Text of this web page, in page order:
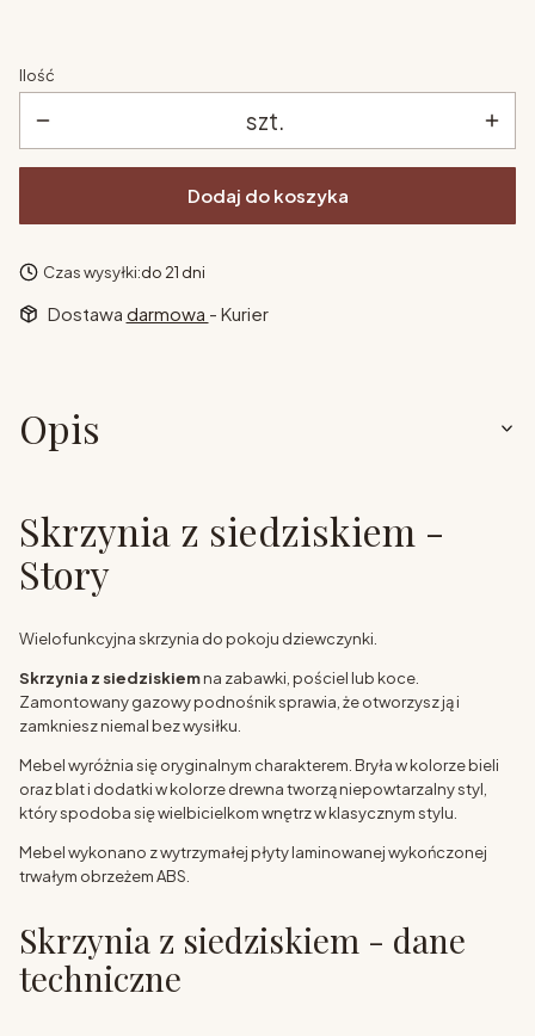
Ilość
szt.
Dodaj do koszyka
Czas wysyłki:do 21 dni
Dostawa darmowa - Kurier
Opis
Skrzynia z siedziskiem -
Story
Wielofunkcyjna skrzynia do pokoju dziewczynki.
Skrzynia z siedziskiemna zabawki, pościel lub koce.
Zamontowany gazowy podnośnik sprawia, że otworzysz ją i
zamkniesz niemal bez wysiłku.
Mebel wyróżnia się oryginalnym charakterem. Bryła w kolorze bieli
oraz blat i dodatki w kolorze drewna tworzą niepowtarzalny styl,
który spodoba się wielbicielkom wnętrz w klasycznym stylu.
Mebel wykonano z wytrzymałej płyty laminowanej wykończonej
trwałym obrzeżem ABS.
Skrzynia z siedziskiem - dane
techniczne